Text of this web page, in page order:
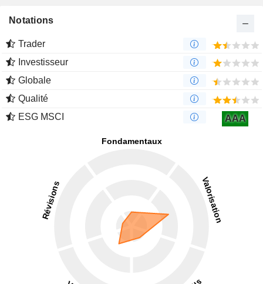
Notations
Trader
Investisseur
Globale
Qualité
ESG MSCI
AAA